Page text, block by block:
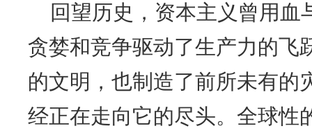
回望历史，资本主义曾用血
贪婪和竞争驱动了生产力的飞
的文明，也制造了前所未有的
经正在走向它的尽头。全球性